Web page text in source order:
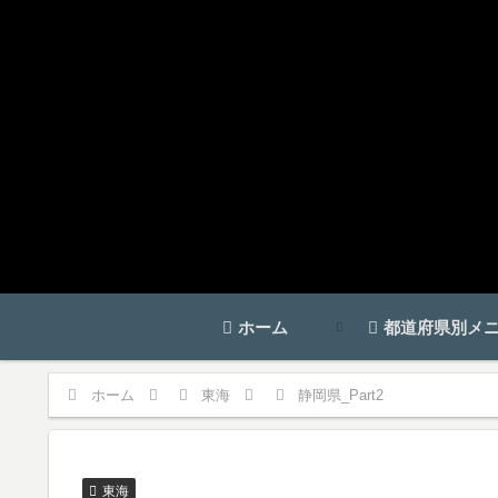
ホーム 都道府県別メ
ホーム 東海 静岡県_Part2
東海